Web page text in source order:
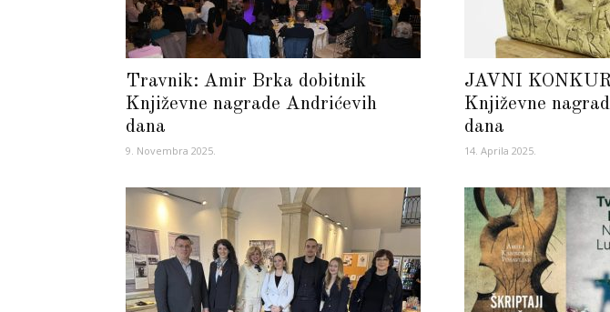
Travnik: Amir Brka dobitnik
Književne nagrade Andrićevih
dana
9. Novembra 2025.
JAVNI
Književne
dana
14. Aprila 2025.